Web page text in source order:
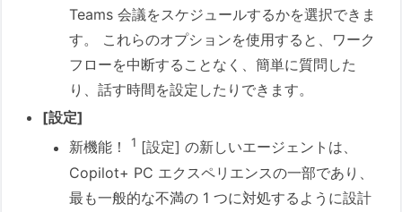
Teams 会議をスケジュールするかを選択できま
す。 これらのオプションを使用すると、ワーク
フローを中断することなく、簡単に質問した
り、話す時間を設定したりできます。
[設定]
新機能！
1 [設定] の新しいエージェントは、
Copilot+ PC エクスペリエンスの一部であり、
最も一般的な不満の 1 つに対処するように設計